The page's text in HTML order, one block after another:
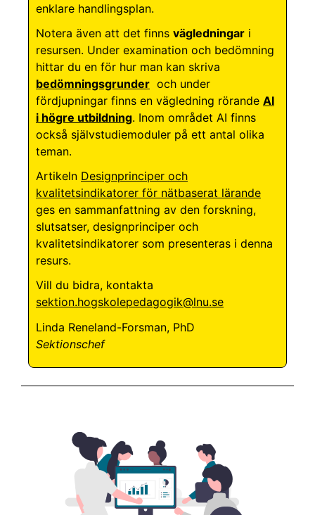
enklare handlingsplan.
Notera även att det finns vägledningar i
resursen. Under examination och bedömning
hittar du en för hur man kan skriva
bedömningsgrunder och under
fördjupningar finns en vägledning rörande AI
i högre utbildning. Inom området AI finns
också självstudiemoduler på ett antal olika
teman.
Artikeln Designprinciper och
kvalitetsindikatorer för nätbaserat lärande
ges en sammanfattning av den forskning,
slutsatser, designprinciper och
kvalitetsindikatorer som presenteras i denna
resurs.
Vill du bidra, kontakta
sektion.hogskolepedagogik@lnu.se
Linda Reneland-Forsman, PhD
Sektionschef